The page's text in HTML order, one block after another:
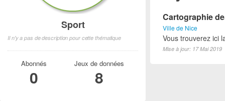
Cartographie
Ville de Nice
Vous trouverez ici
Mise à jour: 17 Mai 2019
Sport
Il n'y a pas de description pour cette thématique
Abonnés
0
Jeux de données
8